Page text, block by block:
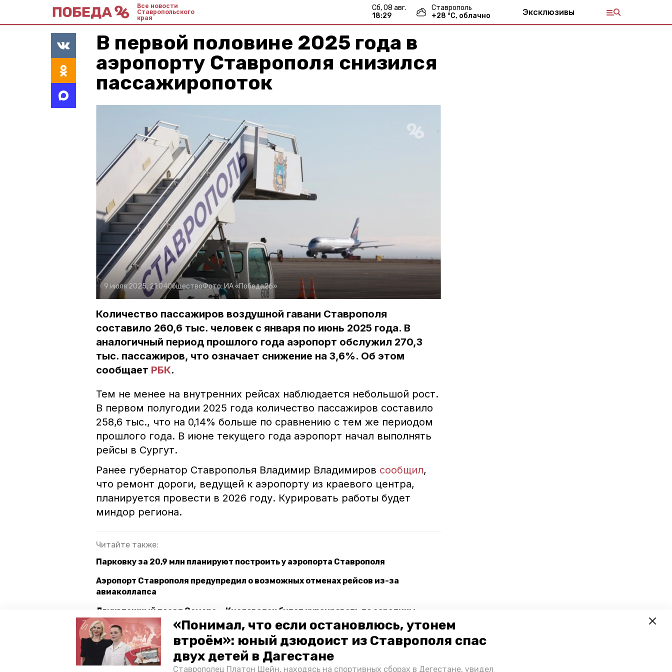
«Понимал, что если остановлюсь, утонем
втроём»: юный дзюдоист из Ставрополя спас
двух детей в Дагестане
Ставрополец Платон Шейн, находясь на спортивных сборах в Дегестане, увидел
Все новости
Ставропольского
края
сб, 08 авг.
18:29
Ставрополь
+28 °С, облачно Эксклюзивы
В первой половине 2025 года в
аэропорту Ставрополя снизился
пассажиропоток
9 июля 2025, 21:04ОбществоФото:ИА «Победа26»
Количество пассажиров воздушной гавани Ставрополя
составило 260,6 тыс. человек с января по июнь 2025 года. В
аналогичный период прошлого года аэропорт обслужил 270,3
тыс. пассажиров, что означает снижение на 3,6%. Об этом
сообщает РБК.
Тем не менее на внутренних рейсах наблюдается небольшой рост.
В первом полугодии 2025 года количество пассажиров составило
258,6 тыс., что на 0,14% больше по сравнению с тем же периодом
прошлого года. В июне текущего года аэропорт начал выполнять
рейсы в Сургут.
Ранее губернатор Ставрополья Владимир Владимиров сообщил,
что ремонт дороги, ведущей к аэропорту из краевого центра,
планируется провести в 2026 году. Курировать работы будет
миндор региона.
Читайте также:
Парковку за 20,9 млн планируют построить у аэропорта Ставрополя
Аэропорт Ставрополя предупредил о возможных отменах рейсов из-за
авиаколлапса
Двухэтажный поезд Самара — Кисловодск будет курсировать до середины
сентября
аэропорт ставрополь пассажиропоток